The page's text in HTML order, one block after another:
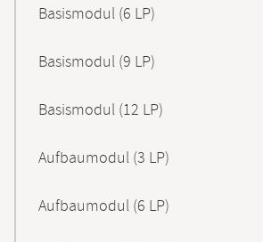
Basismodul (6 LP)
Basismodul (9 LP)
Basismodul (12 LP)
Aufbaumodul (3 LP)
Aufbaumodul (6 LP)